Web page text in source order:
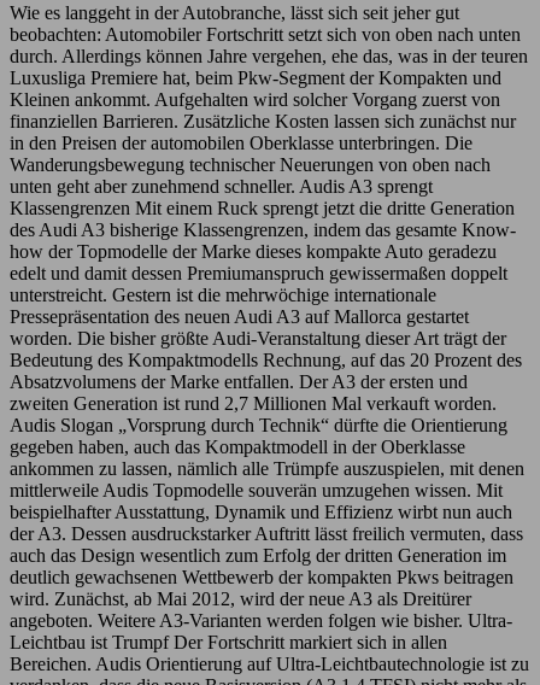
Wie es langgeht in der Autobranche, lässt sich seit jeher gut
beobachten: Automobiler Fortschritt setzt sich von oben nach unten
durch. Allerdings können Jahre vergehen, ehe das, was in der teuren
Luxusliga Premiere hat, beim Pkw-Segment der Kompakten und
Kleinen ankommt. Aufgehalten wird solcher Vorgang zuerst von
finanziellen Barrieren. Zusätzliche Kosten lassen sich zunächst nur
in den Preisen der automobilen Oberklasse unterbringen. Die
Wanderungsbewegung technischer Neuerungen von oben nach
unten geht aber zunehmend schneller. Audis A3 sprengt
Klassengrenzen Mit einem Ruck sprengt jetzt die dritte Generation
des Audi A3 bisherige Klassengrenzen, indem das gesamte Know-
how der Topmodelle der Marke dieses kompakte Auto geradezu
edelt und damit dessen Premiumanspruch gewissermaßen doppelt
unterstreicht. Gestern ist die mehrwöchige internationale
Pressepräsentation des neuen Audi A3 auf Mallorca gestartet
worden. Die bisher größte Audi-Veranstaltung dieser Art trägt der
Bedeutung des Kompaktmodells Rechnung, auf das 20 Prozent des
Absatzvolumens der Marke entfallen. Der A3 der ersten und
zweiten Generation ist rund 2,7 Millionen Mal verkauft worden.
Audis Slogan „Vorsprung durch Technik“ dürfte die Orientierung
gegeben haben, auch das Kompaktmodell in der Oberklasse
ankommen zu lassen, nämlich alle Trümpfe auszuspielen, mit denen
mittlerweile Audis Topmodelle souverän umzugehen wissen. Mit
beispielhafter Ausstattung, Dynamik und Effizienz wirbt nun auch
der A3. Dessen ausdruckstarker Auftritt lässt freilich vermuten, dass
auch das Design wesentlich zum Erfolg der dritten Generation im
deutlich gewachsenen Wettbewerb der kompakten Pkws beitragen
wird. Zunächst, ab Mai 2012, wird der neue A3 als Dreitürer
angeboten. Weitere A3-Varianten werden folgen wie bisher. Ultra-
Leichtbau ist Trumpf Der Fortschritt markiert sich in allen
Bereichen. Audis Orientierung auf Ultra-Leichtbautechnologie ist zu